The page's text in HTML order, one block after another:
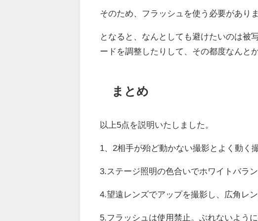
そのため、フラッシュを使う必要があり
となると、なんとしても避けたいのは被
ードを調整したりして、その都度なんと
まとめ
以上5点を説明いたしました。
1、2相手が殆ど動かない撮影とよく動く
3.ステージ照明の色合いでホワイトバラ
4.望遠レンズでアップを撮影し、広角レ
5.フラッシュは使用禁止。ぶれないよう